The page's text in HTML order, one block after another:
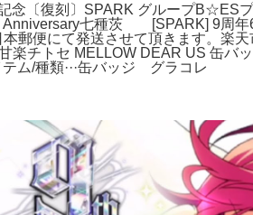
〔復刻〕SPARK グループB☆ES
Anniversary七種茨 [SPARK] 9周年
郵便にて発送させて頂きます。楽
楽チトセ MELLOW DEAR US 缶バ
ム/種類···缶バッジ グラコレ